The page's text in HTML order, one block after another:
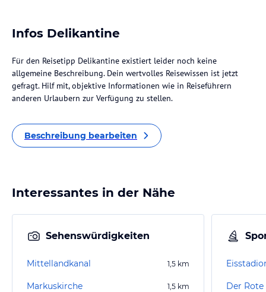
Infos Delikantine
Für den Reisetipp Delikantine existiert leider noch keine
allgemeine Beschreibung. Dein wertvolles Reisewissen ist jetzt
gefragt. Hilf mit, objektive Informationen wie in Reiseführern
anderen Urlaubern zur Verfügung zu stellen.
Beschreibung bearbeiten
Interessantes in der Nähe
Sehenswürdigkeiten
Mittellandkanal 1,5 km
Markuskirche 1,5 km Der Rote